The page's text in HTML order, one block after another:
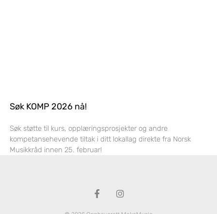
Søk KOMP 2026 nå!
Søk støtte til kurs, opplæringsprosjekter og andre
kompetansehevende tiltak i ditt lokallag direkte fra Norsk
Musikkråd innen 25. februar!